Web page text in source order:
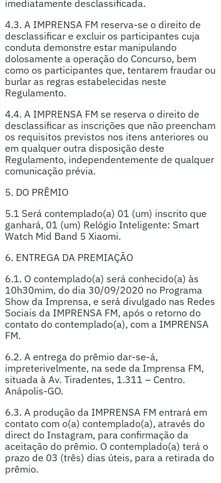
imediatamente desclassificada.
4.3. A IMPRENSA FM reserva-se o direito de
desclassificar e excluir os participantes cuja
conduta demonstre estar manipulando
dolosamente a operação do Concurso, bem
como os participantes que, tentarem fraudar ou
burlar as regras estabelecidas neste
Regulamento.
4.4. A IMPRENSA FM se reserva o direito de
desclassificar as inscrições que não preencham
os requisitos previstos nos itens anteriores ou
em qualquer outra disposição deste
Regulamento, independentemente de qualquer
comunicação prévia.
5. DO PRÊMIO
5.1 Será contemplado(a) 01 (um) inscrito que
ganhará, 01 (um) Relógio Inteligente: Smart
Watch Mid Band 5 Xiaomi.
6. ENTREGA DA PREMIAÇÃO
6.1. O contemplado(a) será conhecido(a) às
10h30mim, do dia 30/09/2020 no Programa
Show da Imprensa, e será divulgado nas Redes
Sociais da IMPRENSA FM, após o retorno do
contato do contemplado(a), com a IMPRENSA
FM.
6.2. A entrega do prêmio dar-se-á,
impreterivelmente, na sede da Imprensa FM,
situada à Av. Tiradentes, 1.311 – Centro.
Anápolis-GO.
6.3. A produção da IMPRENSA FM entrará em
contato com o(a) contemplado(a), através do
direct do Instagram, para confirmação da
aceitação do prêmio. O contemplado(a) terá o
prazo de 03 (três) dias úteis, para a retirada do
prêmio.